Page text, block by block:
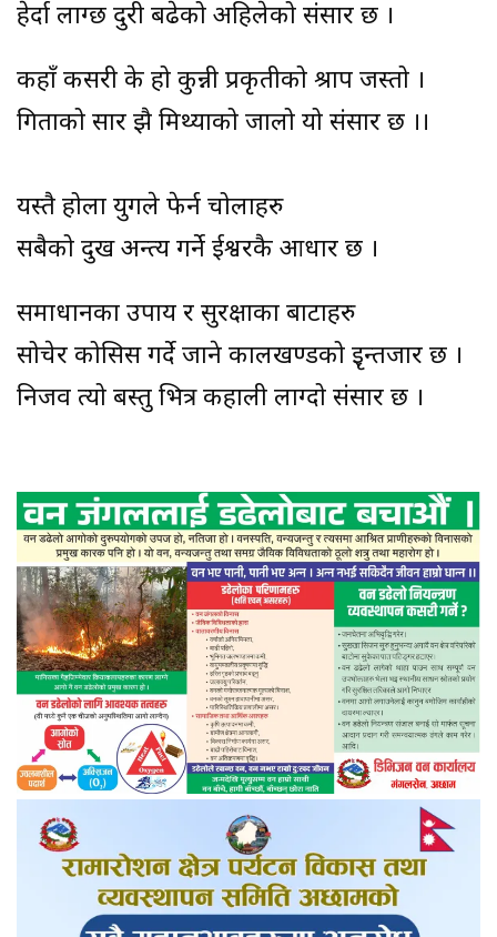
हेर्दा लाग्छ दुरी बढेको अहिलेको संसार छ ।
कहाँ कसरी के हो कुन्नी प्रकृतीको श्राप जस्तो ।
गिताको सार झै मिथ्याको जालो यो संसार छ ।।
यस्तै होला युगले फेर्न चोलाहरु
सबैको दुख अन्त्य गर्ने ईश्वरकै आधार छ ।
समाधानका उपाय र सुरक्षाका बाटाहरु
सोचेर कोसिस गर्दे जाने कालखण्डको इृन्तजार छ ।
निर्जिव त्यो बस्तु भित्र कहाली लाग्दो संसार छ ।